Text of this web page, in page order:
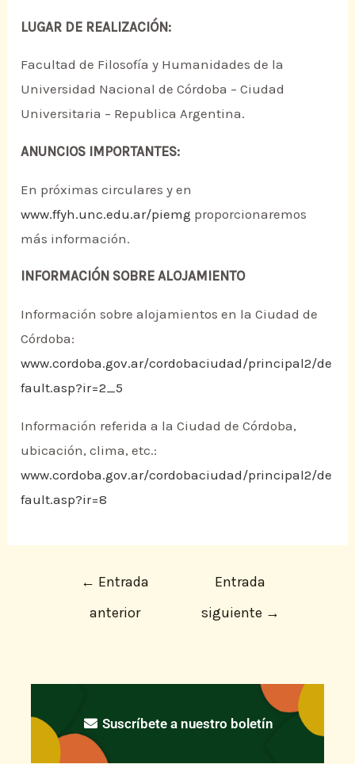
LUGAR DE REALIZACIÓN:
Facultad de Filosofía y Humanidades de la
Universidad Nacional de Córdoba – Ciudad
Universitaria – Republica Argentina.
ANUNCIOS IMPORTANTES:
En próximas circulares y en
www.ffyh.unc.edu.ar/piemg proporcionaremos
más información.
INFORMACIÓN SOBRE ALOJAMIENTO
Información sobre alojamientos en la Ciudad de
Córdoba:
www.cordoba.gov.ar/cordobaciudad/principal2/de
fault.asp?ir=2_5
Información referida a la Ciudad de Córdoba,
ubicación, clima, etc.:
www.cordoba.gov.ar/cordobaciudad/principal2/de
fault.asp?ir=8
← Entrada
anterior
Entrada
siguiente →
Suscríbete a nuestro boletín